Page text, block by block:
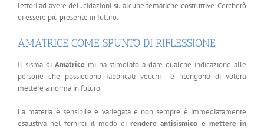
lettori ad avere delucidazioni su alcune tematiche costruttive. Cercherò
di essere più presente in futuro.
AMATRICE COME SPUNTO DI RIFLESSIONE
Il sisma di Amatrice mi ha stimolato a dare qualche indicazione alle
persone che possiedono fabbricati vecchi e ritengono di volerli
mettere a norma in futuro.
La materia è sensibile e variegata e non sempre è immediatamente
esaustiva nel fornirci il modo direndere antisismico e mettere in